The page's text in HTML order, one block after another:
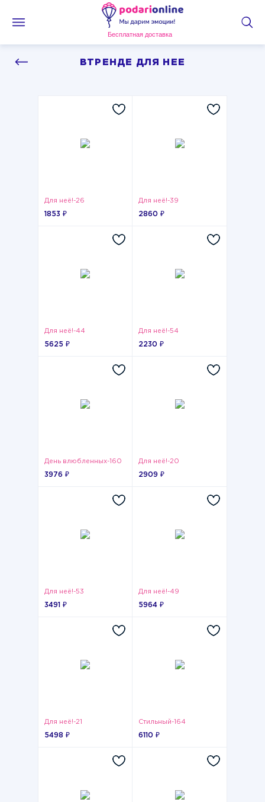
Бесплатная доставка
ВТРЕНДЕ ДЛЯ НЕЕ
Для неё!-26
1853 ₽
Для неё!-39
2860 ₽
Для неё!-44
5625 ₽
Для неё!-54
2230 ₽
День влюбленных-160
3976 ₽
Для неё!-20
2909 ₽
Для неё!-53
3491 ₽
Для неё!-49
5964 ₽
Для неё!-21
5498 ₽
Стильный-164
6110 ₽